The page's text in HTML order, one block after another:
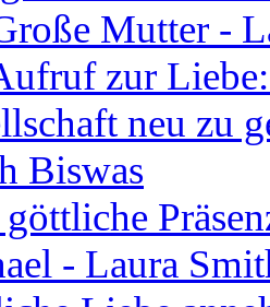
Mutter -
zur
neu zu
Biswas
- Laura